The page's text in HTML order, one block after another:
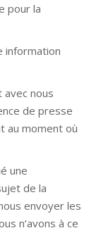
pour la
information
avec nous
de presse
au moment où
une
de la
envoyer les
n’avons à ce